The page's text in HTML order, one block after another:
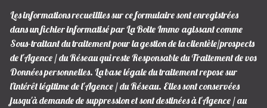
Les informations recueillies sur ce formulaire sont enregistrées
dans un fichier informatisé par La Boite Immo agissant comme
Sous-traitant du traitement pour la gestion de la clientèle/prospects
de l'Agence / du Réseau qui reste Responsable du Traitement de vos
Données personnelles. La base légale du traitement repose sur
l'intérêt légitime de l'Agence / du Réseau. Elles sont conservées
jusqu'à demande de suppression et sont destinées à l'Agence / au